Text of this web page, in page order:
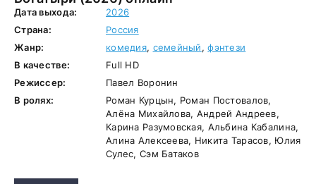
Дата выхода:
2026
Страна:
Россия
Жанр:
комедия, семейный,фэнтези
В качестве:
Full HD
Режиссер:
Павел Воронин
В ролях:
Роман Курцын, Роман Постовалов,
Алёна Михайлова, Андрей Андреев,
Карина Разумовская, Альбина Кабалина,
Алина Алексеева, Никита Тарасов, Юлия
Сулес, Сэм Батаков